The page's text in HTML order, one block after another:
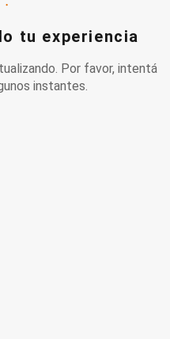
tu experiencia
Por favor, intentá
instantes.